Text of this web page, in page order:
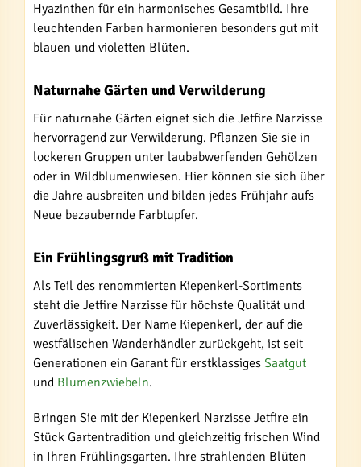
Hyazinthen für ein harmonisches Gesamtbild. Ihre
leuchtenden Farben harmonieren besonders gut mit
blauen und violetten Blüten.
Naturnahe Gärten und Verwilderung
Für naturnahe Gärten eignet sich die Jetfire Narzisse
hervorragend zur Verwilderung. Pflanzen Sie sie in
lockeren Gruppen unter laubabwerfenden Gehölzen
oder in Wildblumenwiesen. Hier können sie sich über
die Jahre ausbreiten und bilden jedes Frühjahr aufs
Neue bezaubernde Farbtupfer.
Ein Frühlingsgruß mit Tradition
Als Teil des renommierten Kiepenkerl-Sortiments
steht die Jetfire Narzisse für höchste Qualität und
Zuverlässigkeit. Der Name Kiepenkerl, der auf die
westfälischen Wanderhändler zurückgeht, ist seit
Generationen ein Garant für erstklassiges Saatgut
und Blumenzwiebeln.
Bringen Sie mit der Kiepenkerl Narzisse Jetfire ein
Stück Gartentradition und gleichzeitig frischen Wind
in Ihren Frühlingsgarten. Ihre strahlenden Blüten